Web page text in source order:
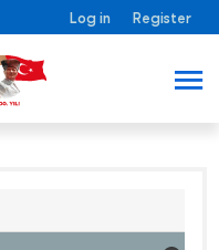
Log in Register